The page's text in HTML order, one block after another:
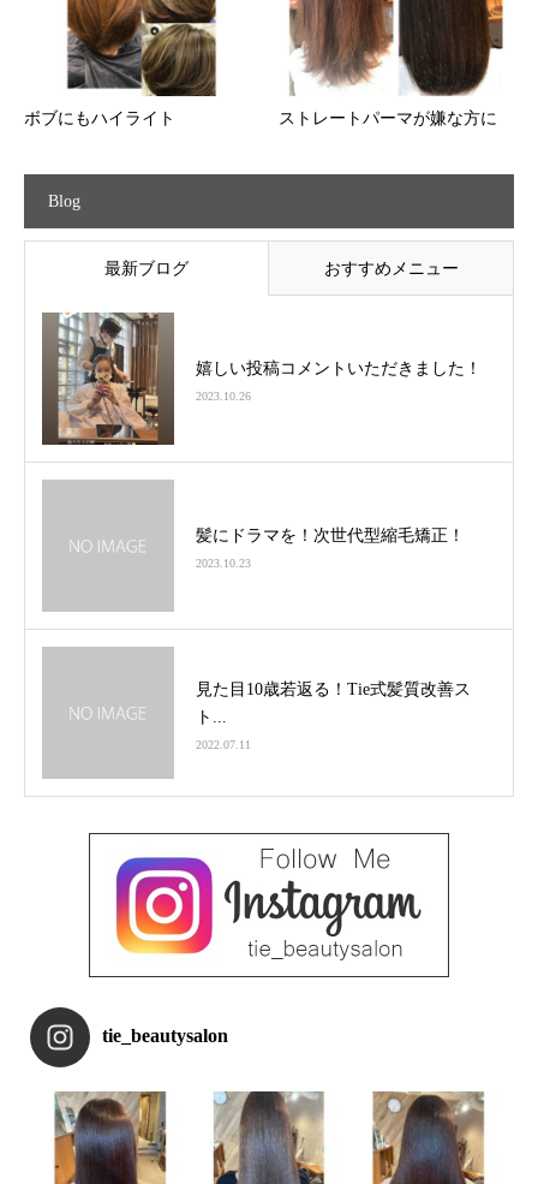
ボブにもハイライト ストレートパーマが嫌な方に
Blog
最新ブログ おすすめメニュー
嬉しい投稿コメントいただきました！
2023.10.26
髪にドラマを！次世代型縮毛矯正！
2023.10.23
見た目10歳若返る！Tie式髪質改善ス
ト...
2022.07.11
tie_beautysalon